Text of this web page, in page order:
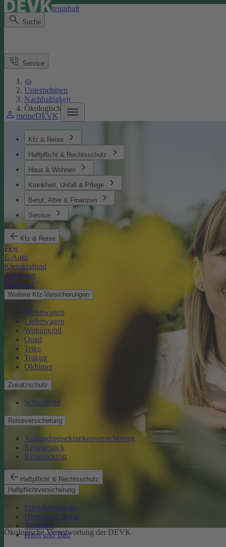
Direkt zum Seiteninhalt
Suche
meineDEVK
Kfz & Reise
Haftpflicht & Rechtsschutz
Haus & Wohnen
Krankheit, Unfall & Pflege
Beruf, Alter & Finanzen
Service
Kfz & Reise
Pkw
E-Auto
Kleinkraftrad
Anhänger
Motorrad
Weitere Kfz-Versicherungen
Wohnwagen
Lieferwagen
Wohnmobil
Quad
Trike
Traktor
Oldtimer
Zusatzschutz
Schutzbrief
Reiseversicherung
Auslandsreisekrankenversicherung
Reisegepäck
Reiserücktritt
Haftpflicht & Rechtsschutz
Haftpflichtversicherung
Privathaftpflicht
Dienst und Beruf
Tierhalter
Haus und Bau
Service
Unternehmen
Nachhaltigkeit
Ökologisches
Ökologische Verantwortung der DEVK